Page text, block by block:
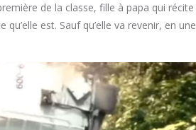
de la classe, fille à papa qui récite
est. Sauf qu’elle va revenir, en une